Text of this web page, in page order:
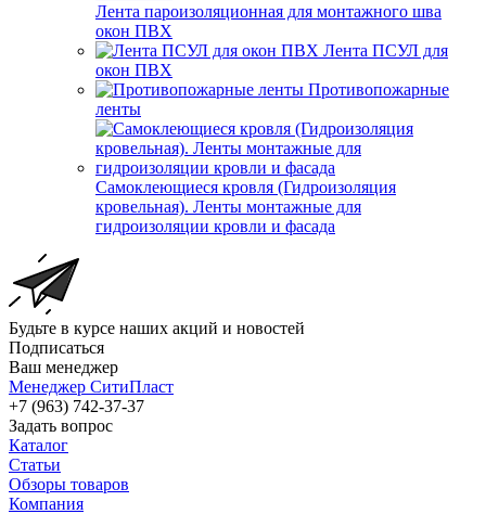
Лента пароизоляционная для монтажного шва
окон ПВХ
Лента ПСУЛ для
окон ПВХ
Противопожарные
ленты
Самоклеющиеся кровля (Гидроизоляция
кровельная). Ленты монтажные для
гидроизоляции кровли и фасада
Будьте в курсе наших акций и новостей
Подписаться
Ваш менеджер
Менеджер СитиПласт
+7 (963) 742-37-37
Задать вопрос
Каталог
Статьи
Обзоры товаров
Компания